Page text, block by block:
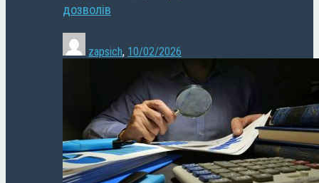
дозволів
zapsich, 10/02/2026